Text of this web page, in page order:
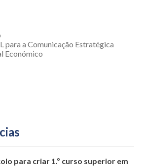
para a Comunicação Estratégica
Económico
para criar 1.º curso superior em